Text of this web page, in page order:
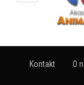
Kontakt O